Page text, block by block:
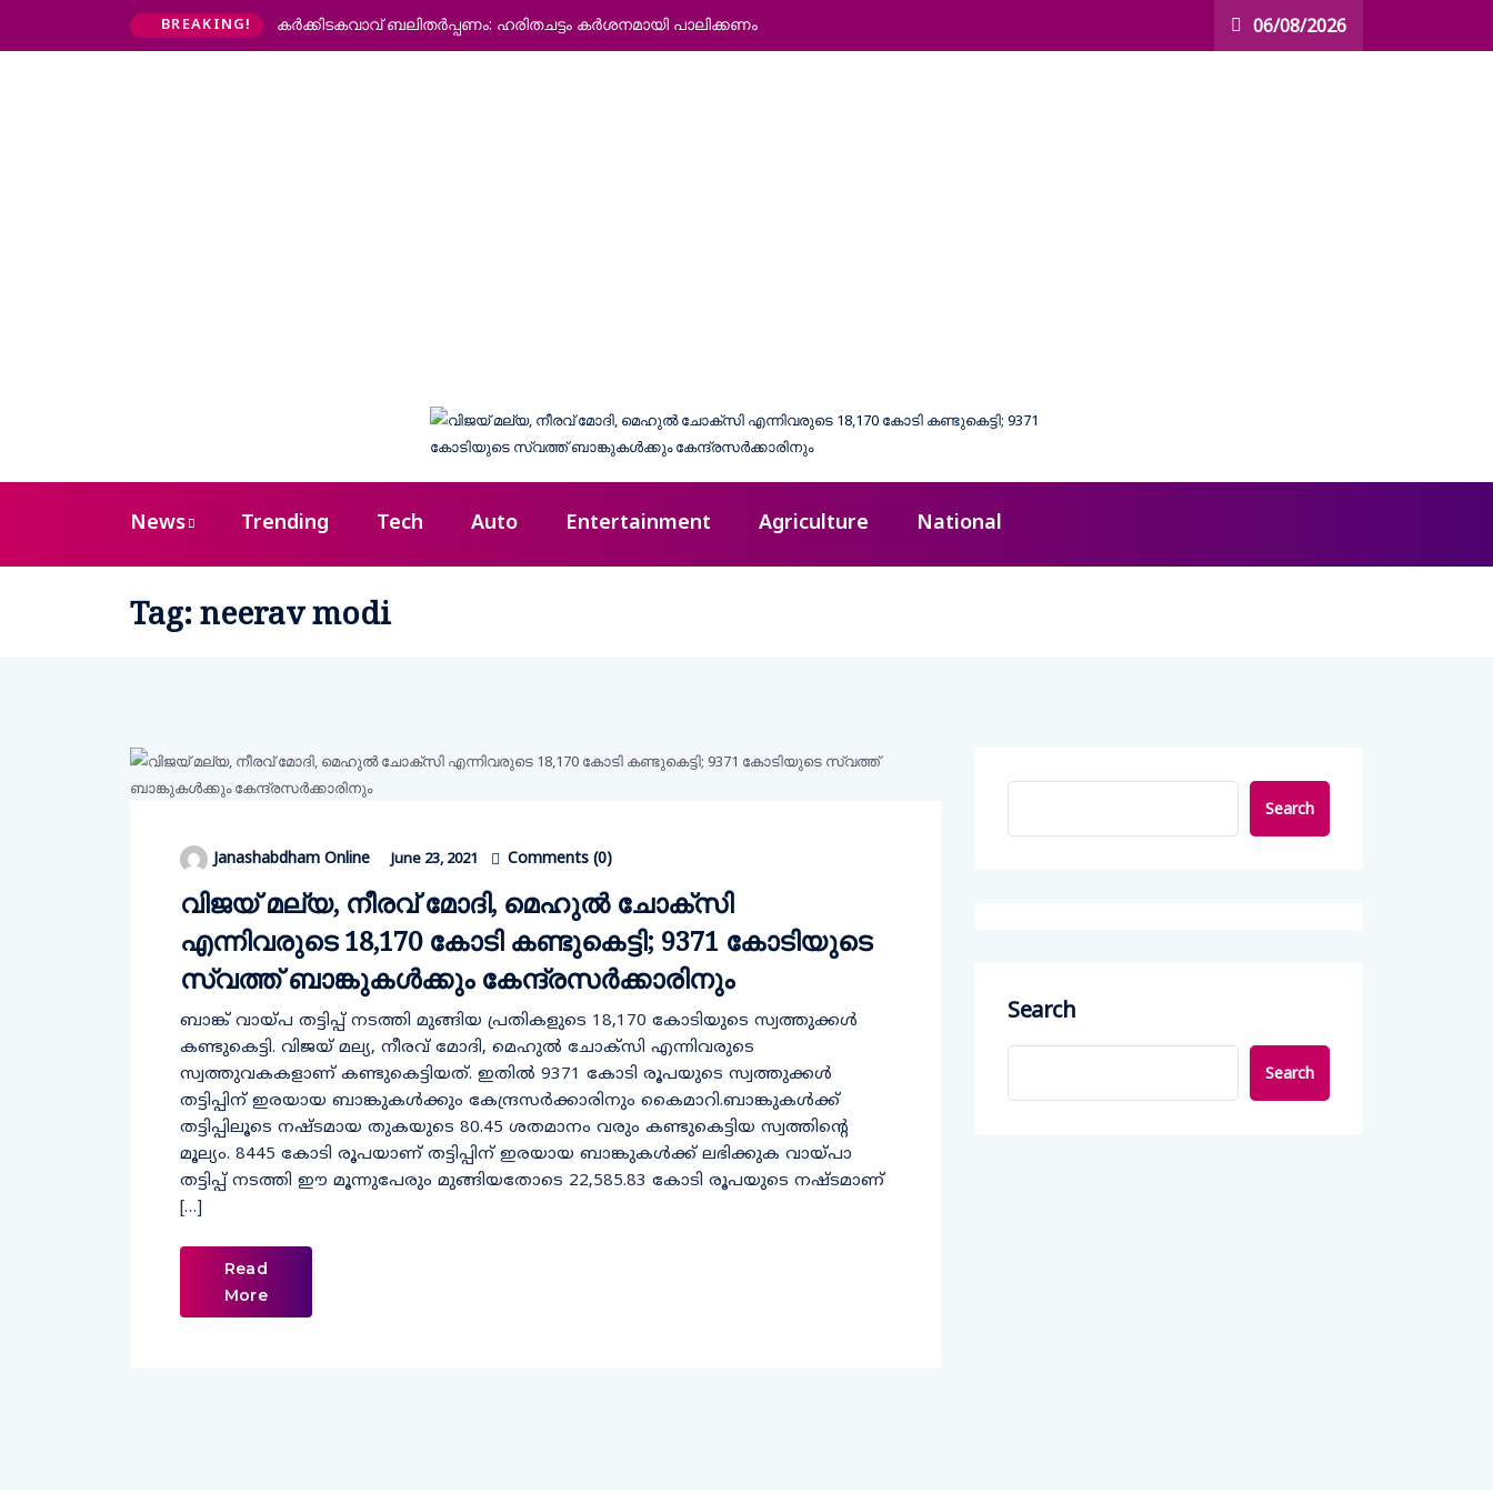
BREAKING! കര്‍ക്കിടകവാവ് ബലിതര്‍പ്പണം: ഹരിതചട്ടം കര്‍ശനമായി പാലിക്കണം 06/08/2026
News Trending Tech Auto Entertainment Agriculture National
Tag:neerav modi
Janashabdham Online June 23, 2021 Comments (0)
വിജയ് മല്യ, നീരവ് മോദി, മെഹുല്‍ ചോക്‌സി
എന്നിവരുടെ 18,170 കോടി കണ്ടുകെട്ടി; 9371 കോടിയുടെ
സ്വത്ത് ബാങ്കുകള്‍ക്കും കേന്ദ്രസര്‍ക്കാരിനും
ബാങ്ക് വായ്പ തട്ടിപ്പ് നടത്തി മുങ്ങിയ പ്രതികളുടെ 18,170 കോടിയുടെ സ്വത്തുക്കള്‍
കണ്ടുകെട്ടി. വിജയ് മല്യ, നീരവ് മോദി, മെഹുല്‍ ചോക്‌സി എന്നിവരുടെ
സ്വത്തുവകകളാണ് കണ്ടുകെട്ടിയത്. ഇതില്‍ 9371 കോടി രൂപയുടെ സ്വത്തുക്കള്‍
തട്ടിപ്പിന് ഇരയായ ബാങ്കുകള്‍ക്കും കേന്ദ്രസര്‍ക്കാരിനും കൈമാറി.ബാങ്കുകള്‍ക്ക്
തട്ടിപ്പിലൂടെ നഷ്ടമായ തുകയുടെ 80.45 ശതമാനം വരും കണ്ടുകെട്ടിയ സ്വത്തിന്റെ
മൂല്യം. 8445 കോടി രൂപയാണ് തട്ടിപ്പിന് ഇരയായ ബാങ്കുകള്‍ക്ക് ലഭിക്കുക വായ്പാ
തട്ടിപ്പ് നടത്തി ഈ മൂന്നുപേരും മുങ്ങിയതോടെ 22,585.83 കോടി രൂപയുടെ നഷ്ടമാണ്
[…]
Read
More
Search
Search
Search